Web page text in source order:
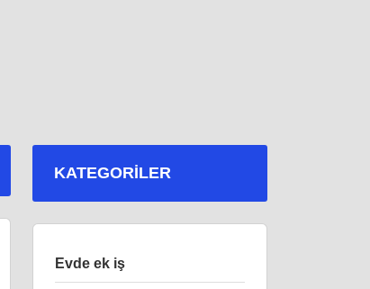
KATEGORILER
Evde ek iş